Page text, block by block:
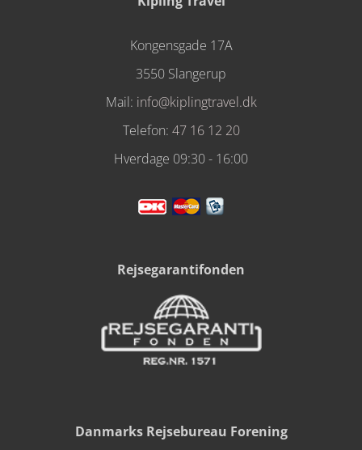
Kongensgade 17A
3550 Slangerup
Mail: info@kiplingtravel.dk
Telefon: 47 16 12 20
Hverdage 09:30 - 16:00
Rejsegarantifonden
Danmarks Rejsebureau Forening